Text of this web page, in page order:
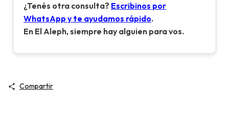
¿Tenés otra consulta? Escribinos por
WhatsApp y te ayudamos rápido.
En El Aleph, siempre hay alguien para vos.
Compartir